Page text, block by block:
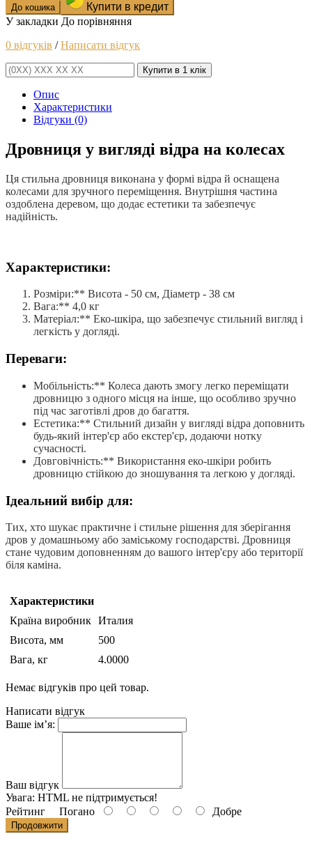
До кошика
Купити в кредит
У закладки До порівняння
0 відгуків /Написати відгук
Купити в 1 клік
Опис
Характеристики
Відгуки (0)
Дровниця у вигляді відра на колесах
Ця стильна дровниця виконана у формі відра й оснащена
колесами для зручного переміщення. Внутрішня частина
оздоблена деревом, що додає естетики та забезпечує
надійність.
Характеристики:
Розміри:** Висота - 50 см, Діаметр - 38 см
Вага:** 4,0 кг
Матеріал:** Еко-шкіра, що забезпечує стильний вигляд і
легкість у догляді.
Переваги:
Мобільність:** Колеса дають змогу легко переміщати
дровницю з одного місця на інше, що особливо зручно
під час заготівлі дров до багаття.
Естетика:** Стильний дизайн у вигляді відра доповнить
будь-який інтер'єр або екстер'єр, додаючи нотку
сучасності.
Довговічність:** Використання еко-шкіри робить
дровницю стійкою до зношування та легкою у догляді.
Ідеальний вибір для:
Тих, хто шукає практичне і стильне рішення для зберігання
дров у домашньому або заміському господарстві. Дровниця
стане чудовим доповненням до вашого інтер'єру або території
біля каміна.
Характеристики
Країна виробник Италия
Висота, мм
500
Вага, кг
4.0000
Немає відгуків про цей товар.
Написати відгук
Ваше ім’я:
Ваш відгук
Увага: HTML не підтримується!
Рейтинг Погано Добре
Продовжити